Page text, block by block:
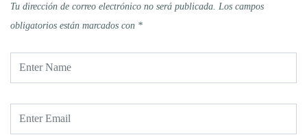
Tu dirección de correo electrónico no será publicada. Los campos
obligatorios están marcados con *